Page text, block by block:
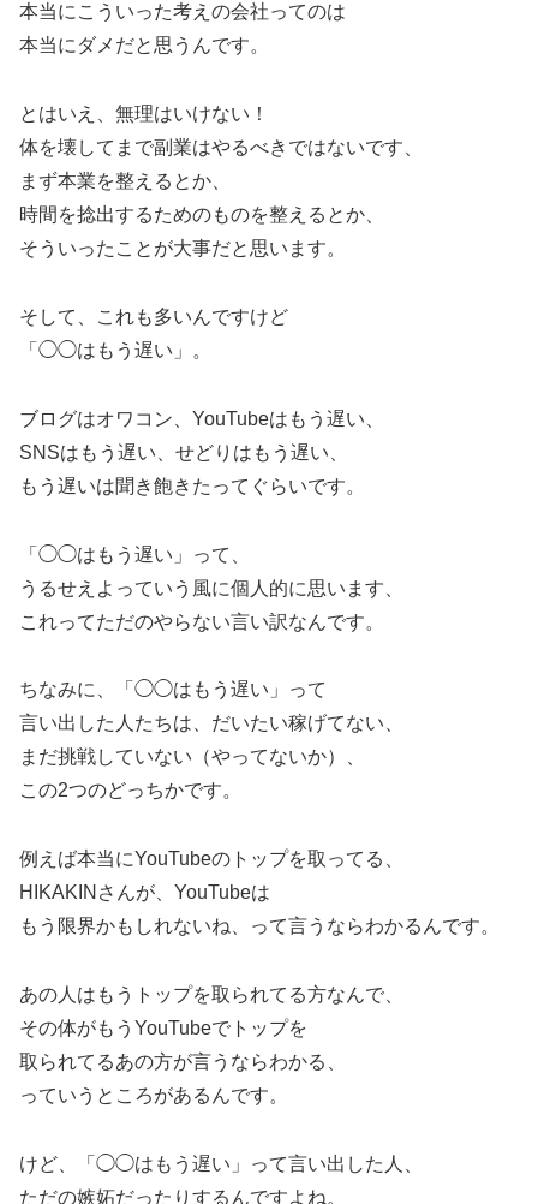
本当にこういった考えの会社ってのは
本当にダメだと思うんです。
とはいえ、無理はいけない！
体を壊してまで副業はやるべきではないです、
まず本業を整えるとか、
時間を捻出するためのものを整えるとか、
そういったことが大事だと思います。
そして、これも多いんですけど
「◯◯はもう遅い」。
ブログはオワコン、YouTubeはもう遅い、
SNSはもう遅い、せどりはもう遅い、
もう遅いは聞き飽きたってぐらいです。
「◯◯はもう遅い」って、
うるせえよっていう風に個人的に思います、
これってただのやらない言い訳なんです。
ちなみに、「◯◯はもう遅い」って
言い出した人たちは、だいたい稼げてない、
まだ挑戦していない（やってないか）、
この2つのどっちかです。
例えば本当にYouTubeのトップを取ってる、
HIKAKINさんが、YouTubeは
もう限界かもしれないね、って言うならわかるんです。
あの人はもうトップを取られてる方なんで、
その体がもうYouTubeでトップを
取られてるあの方が言うならわかる、
っていうところがあるんです。
けど、「◯◯はもう遅い」って言い出した人、
ただの嫉妬だったりするんですよね。